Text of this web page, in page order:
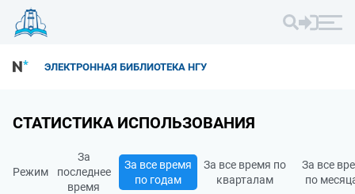
ЭЛЕКТРОННАЯ БИБЛИОТЕКА НГУ
СТАТИСТИКА ИСПОЛЬЗОВАНИЯ
Режим
За
последнее
время
За все время
по годам
За все время по
кварталам
За все
по